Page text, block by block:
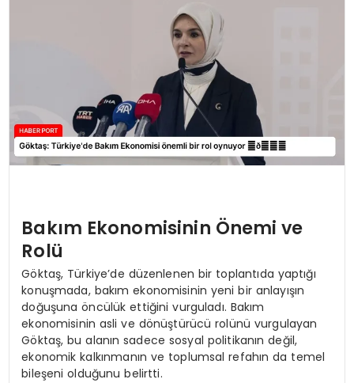
Bakım Ekonomisinin Önemi ve
Rolü
Göktaş, Türkiye’de düzenlenen bir toplantıda yaptığı
konuşmada, bakım ekonomisinin yeni bir anlayışın
doğuşuna öncülük ettiğini vurguladı. Bakım
ekonomisinin asli ve dönüştürücü rolünü vurgulayan
Göktaş, bu alanın sadece sosyal politikanın değil,
ekonomik kalkınmanın ve toplumsal refahın da temel
bileşeni olduğunu belirtti.